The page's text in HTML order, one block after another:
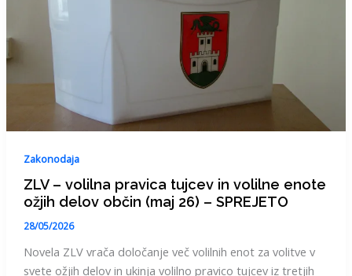
Zakonodaja
ZLV – volilna pravica tujcev in volilne enote
ožjih delov občin (maj 26) – SPREJETO
28/05/2026
Novela ZLV vrača določanje več volilnih enot za volitve v
svete ožjih delov in ukinja volilno pravico tujcev iz tretjih